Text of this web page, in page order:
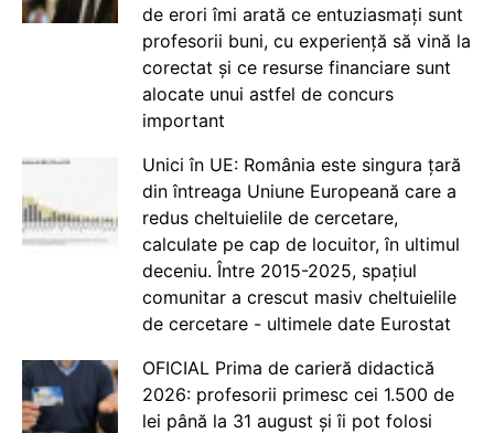
de erori îmi arată ce entuziasmați sunt
profesorii buni, cu experiență să vină la
corectat și ce resurse financiare sunt
alocate unui astfel de concurs
important
Unici în UE: România este singura țară
din întreaga Uniune Europeană care a
redus cheltuielile de cercetare,
calculate pe cap de locuitor, în ultimul
deceniu. Între 2015-2025, spațiul
comunitar a crescut masiv cheltuielile
de cercetare - ultimele date Eurostat
OFICIAL Prima de carieră didactică
2026: profesorii primesc cei 1.500 de
lei până la 31 august și îi pot folosi